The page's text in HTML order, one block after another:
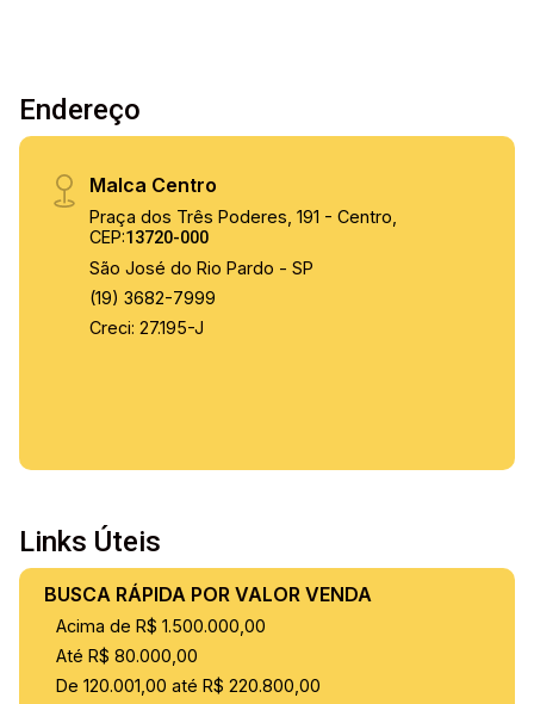
Endereço
Malca Centro
Praça dos Três Poderes, 191 - Centro,
CEP:13720-000
São José do Rio Pardo - SP
(19) 3682-7999
Creci: 27.195-J
Links Úteis
BUSCA RÁPIDA POR VALOR VENDA
Acima de R$ 1.500.000,00
Até R$ 80.000,00
De 120.001,00 até R$ 220.800,00